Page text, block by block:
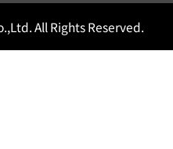
All Rights Reserved.